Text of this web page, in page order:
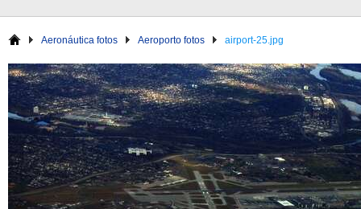
Aeronáutica fotos Aeroporto fotos airport-25.jpg